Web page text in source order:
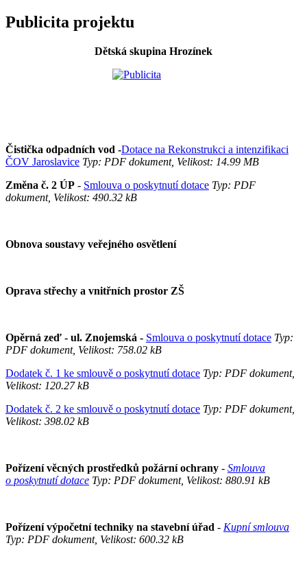
Publicita projektu
Dětská skupina Hrozínek
Čistička odpadních vod -Dotace na Rekonstrukci a intenzifikaci
ČOV Jaroslavice Typ: PDF dokument, Velikost: 14.99 MB
Změna č. 2 ÚP - Smlouva o poskytnutí dotace Typ: PDF
dokument, Velikost: 490.32 kB
Obnova soustavy veřejného osvětlení
Oprava střechy a vnitřních prostor ZŠ
Opěrná zeď - ul. Znojemská - Smlouva o poskytnutí dotace Typ:
PDF dokument, Velikost: 758.02 kB
Dodatek č. 1 ke smlouvě o poskytnutí dotace Typ: PDF dokument,
Velikost: 120.27 kB
Dodatek č. 2 ke smlouvě o poskytnutí dotace Typ: PDF dokument,
Velikost: 398.02 kB
Pořízení věcných prostředků požární ochrany - Smlouva
o poskytnutí dotace Typ: PDF dokument, Velikost: 880.91 kB
Pořízení výpočetní techniky na stavební úřad - Kupní smlouva
Typ: PDF dokument, Velikost: 600.32 kB